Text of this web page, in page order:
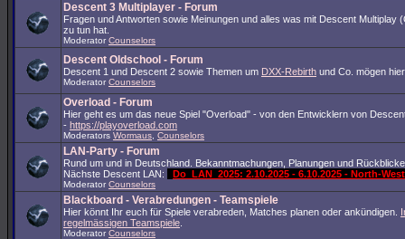
Descent 3 Multiplayer - Forum
Fragen und Antworten sowie Meinungen und alles was mit Descent Multiplay
zu tun hat.
Moderator Counselors
Descent Oldschool - Forum
Descent 1 und Descent 2 sowie Themen um DXX-Rebirth und Co. mögen
Moderator Counselors
Overload - Forum
Hier geht es um das neue Spiel "Overload" - von den Entwicklern von
- https://playoverload.com
Moderators Wormaus Counselors
LAN-Party - Forum
Rund um und in Deutschland. Bekanntmachungen, Planungen und
Nächste Descent LAN:
Do_LAN_2025: 2.10.2025 - 6.10.2025 - North-
Moderator Counselors
Blackboard - Verabredungen - Teamspiele
Hier könnt Ihr euch für Spiele verabreden, Matches planen oder ankündigen.
regelmässigen Teamspiele
Moderator Counselors